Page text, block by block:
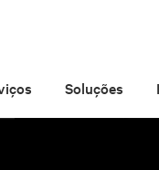
Soluções